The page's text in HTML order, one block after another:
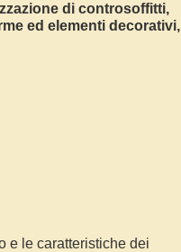
di controsoffitti,
ed elementi decorativi,
e le caratteristiche dei